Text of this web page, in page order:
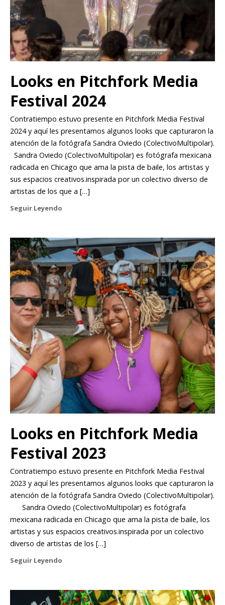
Looks en Pitchfork Media
Festival 2024
Contratiempo estuvo presente en Pitchfork Media Festival
2024 y aquí les presentamos algunos looks que capturaron la
atención de la fotógrafa Sandra Oviedo (ColectivoMultipolar).
Sandra Oviedo (ColectivoMultipolar) es fotógrafa mexicana
radicada en Chicago que ama la pista de baile, los artistas y
sus espacios creativos.inspirada por un colectivo diverso de
artistas de los que a […]
Seguir Leyendo
Looks en Pitchfork Media
Festival 2023
Contratiempo estuvo presente en Pitchfork Media Festival
2023 y aquí les presentamos algunos looks que capturaron la
atención de la fotógrafa Sandra Oviedo (ColectivoMultipolar).
Sandra Oviedo (ColectivoMultipolar) es fotógrafa
mexicana radicada en Chicago que ama la pista de baile, los
artistas y sus espacios creativos.inspirada por un colectivo
diverso de artistas de los […]
Seguir Leyendo